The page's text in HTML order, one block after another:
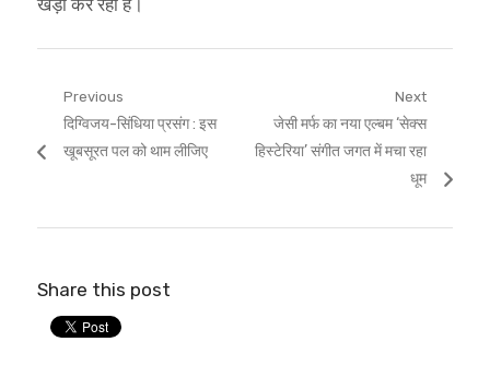
Post
navigation
Previous
Previous
post:
दिग्विजय-सिंधिया प्रसंग : इस
खूबसूरत पल को थाम लीजिए
Next
Next
post:
जेसी मर्फ का नया एल्बम ‘सेक्स
हिस्टेरिया’ संगीत जगत में मचा रहा
धूम
Share this post